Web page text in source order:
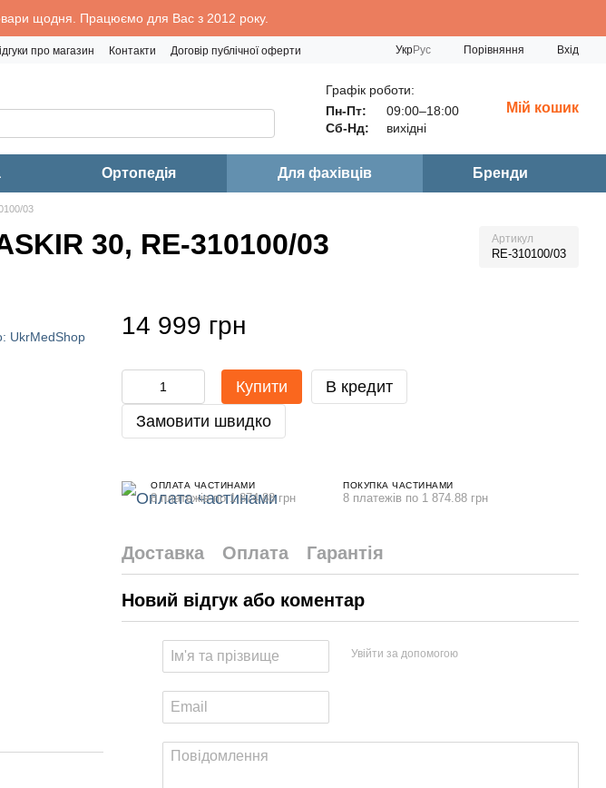
щодня. Працюємо для Вас з 2012 року.
про магазин Контакти
Договір публічної оферти
УкрРус Порівняння Вхід
Графік роботи:
Пн-Пт:
09:00–18:00
Сб-Нд:
вихідні
Мій кошик
Ортопедія Для фахівців Бренди
03
30, RE-310100/03 Артикул
RE-310100/03
14 999 грн
Купити
В кредит
Замовити швидко
ОПЛАТА ЧАСТИНАМИ
8 платежів по 1 874.88 грн
ПОКУПКА ЧАСТИНАМИ
8 платежів по 1 874.88 грн
Доставка Оплата Гарантія
Новий відгук або коментар
Увійти за допомогою